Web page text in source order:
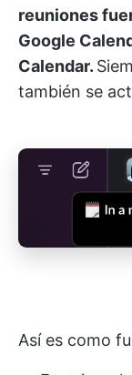
reuniones
Google
Calendar.
también se
Así es como